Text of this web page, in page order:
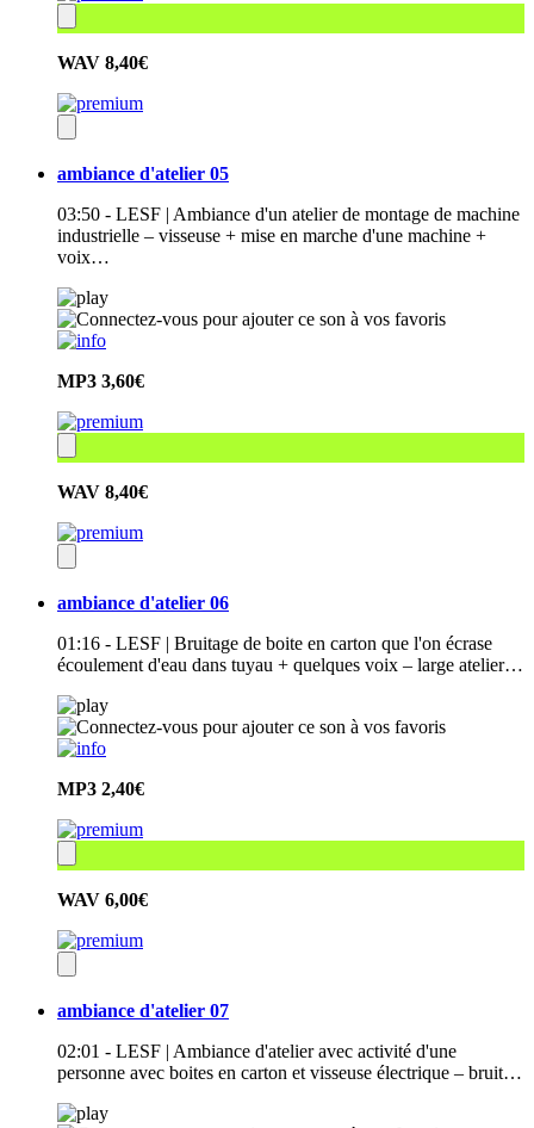
WAV 8,40€
ambiance d'atelier 05
03:50 - LESF | Ambiance d'un atelier de montage de machine
industrielle – visseuse + mise en marche d'une machine +
voix…
MP3 3,60€
WAV 8,40€
ambiance d'atelier 06
01:16 - LESF | Bruitage de boite en carton que l'on écrase
écoulement d'eau dans tuyau + quelques voix – large atelier…
MP3 2,40€
WAV 6,00€
ambiance d'atelier 07
02:01 - LESF | Ambiance d'atelier avec activité d'une
personne avec boites en carton et visseuse électrique – bruit…